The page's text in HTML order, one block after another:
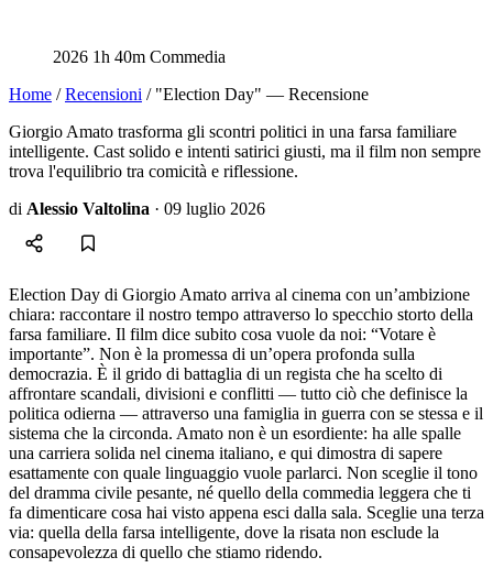
2026 1h 40m Commedia
Home / Recensioni / "Election Day" — Recensione
Giorgio Amato trasforma gli scontri politici in una farsa familiare
intelligente. Cast solido e intenti satirici giusti, ma il film non sempre
trova l'equilibrio tra comicità e riflessione.
di Alessio Valtolina · 09 luglio 2026
Election Day di Giorgio Amato arriva al cinema con un’ambizione
chiara: raccontare il nostro tempo attraverso lo specchio storto della
farsa familiare. Il film dice subito cosa vuole da noi: “Votare è
importante”. Non è la promessa di un’opera profonda sulla
democrazia. È il grido di battaglia di un regista che ha scelto di
affrontare scandali, divisioni e conflitti — tutto ciò che definisce la
politica odierna — attraverso una famiglia in guerra con se stessa e il
sistema che la circonda. Amato non è un esordiente: ha alle spalle
una carriera solida nel cinema italiano, e qui dimostra di sapere
esattamente con quale linguaggio vuole parlarci. Non sceglie il tono
del dramma civile pesante, né quello della commedia leggera che ti
fa dimenticare cosa hai visto appena esci dalla sala. Sceglie una terza
via: quella della farsa intelligente, dove la risata non esclude la
consapevolezza di quello che stiamo ridendo.